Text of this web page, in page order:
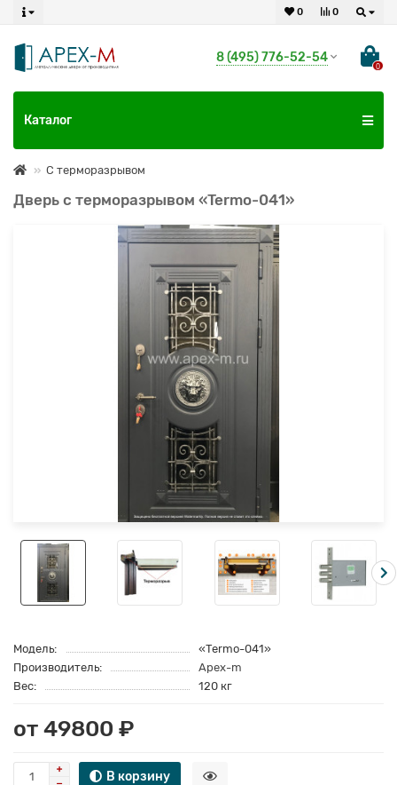
0
0
8 (495) 776-52-54
0
Каталог
С терморазрывом
Дверь с терморазрывом «Termo-041»
Модель:
«Termo-041»
Производитель:
Apex-m
Вес:
120 кг
от 49800 ₽
В корзину